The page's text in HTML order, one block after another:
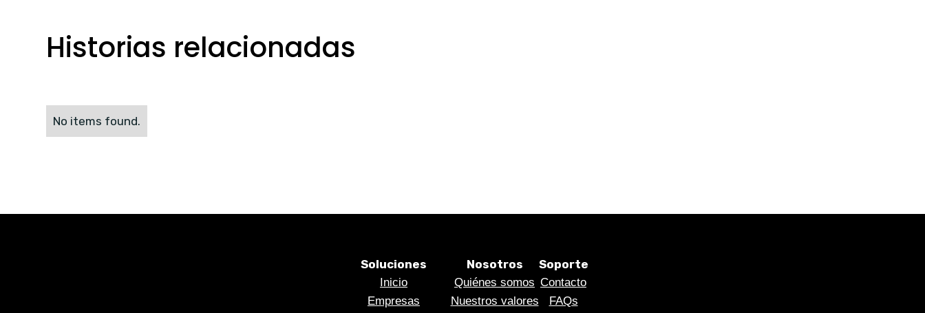
Historias relacionadas
No items found.
Soluciones
Inicio
Empresas
Nosotros
Quiénes somos
Nuestros valores
Soporte
Contacto
FAQs